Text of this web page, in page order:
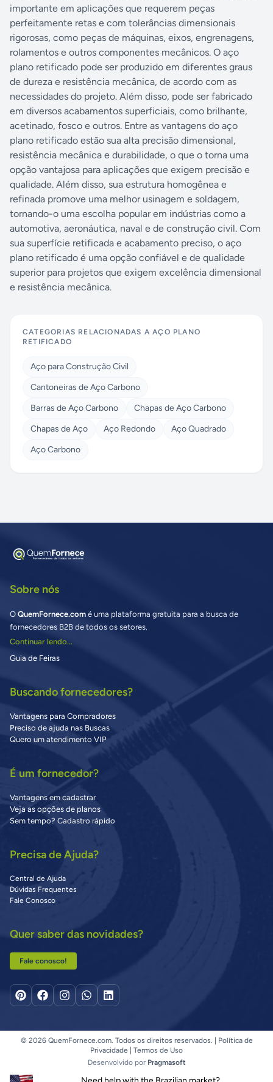
importante em aplicações que requerem peças
perfeitamente retas e com tolerâncias dimensionais
rigorosas, como peças de máquinas, eixos, engrenagens,
rolamentos e outros componentes mecânicos. O aço
plano retificado pode ser produzido em diferentes graus
de dureza e resistência mecânica, de acordo com as
necessidades do projeto. Além disso, pode ser fabricado
em diversos acabamentos superficiais, como brilhante,
acetinado, fosco e outros. Entre as vantagens do aço
plano retificado estão sua alta precisão dimensional,
resistência mecânica e durabilidade, o que o torna uma
opção vantajosa para aplicações que exigem precisão e
qualidade. Além disso, sua estrutura homogênea e
refinada promove uma melhor usinagem e soldagem,
tornando-o uma escolha popular em indústrias como a
automotiva, aeronáutica, naval e de construção civil. Com
sua superfície retificada e acabamento preciso, o aço
plano retificado é uma opção confiável e de qualidade
superior para projetos que exigem excelência dimensional
e resistência mecânica.
CATEGORIAS RELACIONADAS AAÇO PLANO
RETIFICADO
Aço para Construção Civil
Cantoneiras de Aço Carbono
Barras de Aço Carbono
Chapas de Aço Carbono
Chapas de Aço
Aço Redondo
Aço Quadrado
Aço Carbono
Sobre nós
O QuemFornece.com é uma plataforma gratuita para a busca de
fornecedores B2B de todos os setores.
Continuar lendo...
Guia de Feiras
Buscando fornecedores?
Vantagens para Compradores
Preciso de ajuda nas Buscas
Quero um atendimento VIP
É um fornecedor?
Vantagens em cadastrar
Veja as opções de planos
Sem tempo? Cadastro rápido
Precisa de Ajuda?
Central de Ajuda
Dúvidas Frequentes
Fale Conosco
Quer saber das novidades?
Fale conosco!
© 2026 QuemFornece.com. Todos os direitos reservados. |
Política de
Privacidade
Termos de Uso
Desenvolvido por Pragmasoft